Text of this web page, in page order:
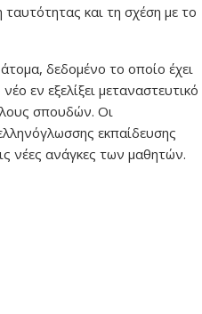
και τη σχέση με το
δεδομένο το οποίο έχει
εν εξελίξει μεταναστευτικό
σπουδών. Οι
εκπαίδευσης
νέες ανάγκες των μαθητών.